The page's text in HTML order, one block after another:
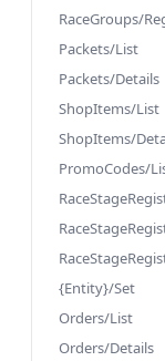
RaceGroups/
Packets/List
Packets/Details
ShopItems/List
ShopItems/
PromoCodes/
{Entity}/Set
Orders/List
Orders/Details